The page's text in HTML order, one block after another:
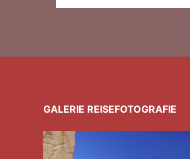
GALERIE REISEFOTOGRAFIE